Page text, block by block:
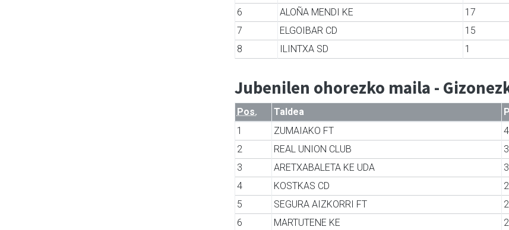
6
ALOÑA MENDI KE 17
7
ELGOIBAR CD 15
8
ILINTXA SD 1
Jubenilen ohorezko maila -
Pos. Taldea
1
ZUMAIAKO FT
2
REAL UNION CLUB
3
ARETXABALETA KE UDA
4
KOSTKAS CD
5
SEGURA AIZKORRI FT
6
MARTUTENE KE